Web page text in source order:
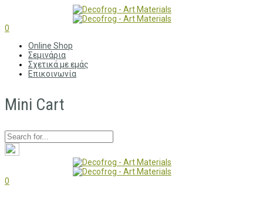
0
Online Shop
Σεμινάρια
Σχετικά με εμάς
Επικοινωνία
Mini Cart
0